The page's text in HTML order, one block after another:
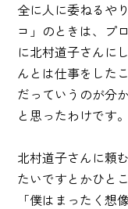
全に人に委ねるや
コ」のときは、プ
に北村道子さんに
んとは仕事をした
だっていうのが分
と思ったわけです。
北村道子さんに頼
たいですとかひと
「僕はまったく想